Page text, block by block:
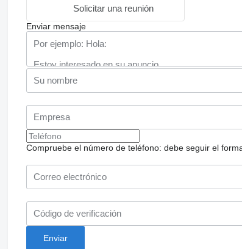
Solicitar una reunión
Enviar mensaje
Compruebe el número de teléfono: debe seguir el